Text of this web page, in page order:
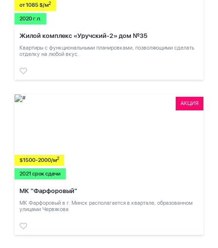
от 1085 $/м2
2020 г.п.
Жилой комплекс «Уручский-2» дом №35
Квартиры с функциональными планировками, позволяющими сделать
отделку на любой вкус.
АКЦИЯ
$1500-2000/м2
2021 срок сдачи
МК "Фарфоровый"
МК Фарфоровый в г. Минск располагается в квартале, образованном
улицами Червякова